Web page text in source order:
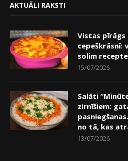
AKTUĀLI RAKSTI
Vistas pīrāgs
cepeškrāsnī:
solim
15/07/2026
Salāti
zirnīšiem:
no tā, kas
13/07/2026